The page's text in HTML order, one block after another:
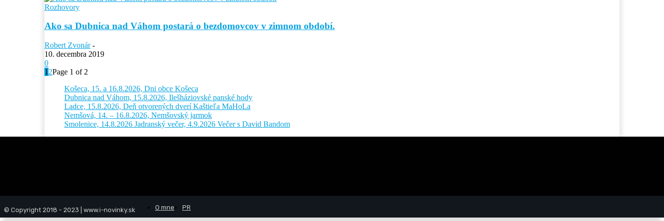
Rozhovory
Ako sa Dubnica nad Váhom postará o bezdomovcov v zimnom období.
Robert Zvonár -
10. decembra 2019
0
1 2Page 1 of 2
Košeca, 15. a 16.8.2026, Dni obce Košeca
Dubnica nad Váhom, 15.8.2026, Ilešháziovské panské hody
Ladce, 15.8.2026, Deň otvorených dverí Kaštieľa MaHoLa
Nemšová, 14. – 16.8.2026, Nemšovský jarmok
Smolenice, 14.8.2026 Jadranský večer, 4.9.2026 Večer s David Bandom
© Copyright 2018 - 2023 | www.i-novinky.sk O mne PR